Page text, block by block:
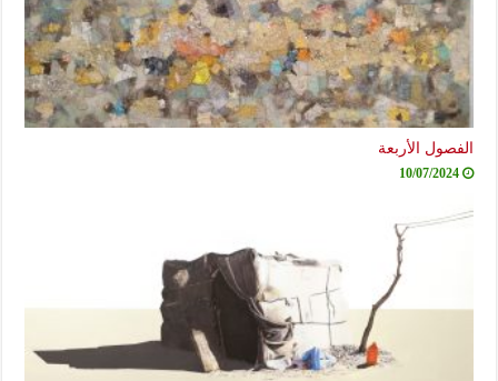
الفصول الأربعة
10/07/2024